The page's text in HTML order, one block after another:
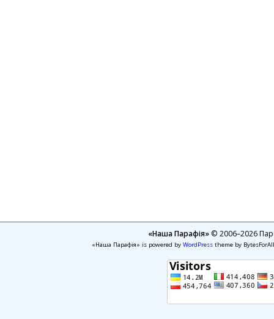
«Наша Парафія»© 2006–2026
«Наша Парафія» is powered by WordPresstheme by